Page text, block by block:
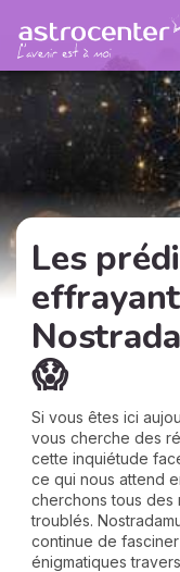
Les
😱
Si vous êtes ici
vous cherche des
cette inquiétude
ce qui nous attend
cherchons tous des
troublés.
continue de
énigmatiques